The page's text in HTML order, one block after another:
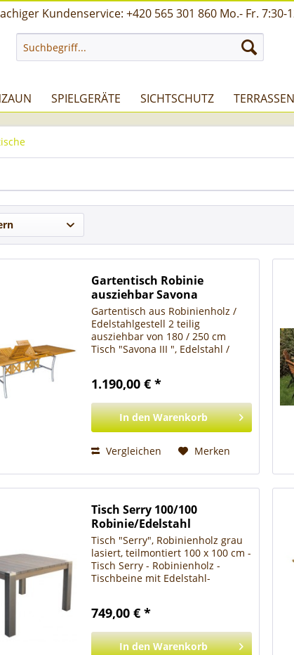
Kundenservice: +420 565 301 860 Mo.- Fr. 7:30-
SPIELGERÄTE SICHTSCHUTZ
Gartentisch Robinie
ausziehbar Savona
Gartentisch aus Robinienholz /
Edelstahlgestell 2 teilig
ausziehbar von 180 / 250 cm
Tisch "Savona III ", Edelstahl /
auf 250 cm ausziehbar, 74,5 cm
hoch Tisch Savona -...
1.190,00 € *
In den Warenkorb
Vergleichen Merken
Tisch Serry 100/100
Robinie/Edelstahl
Tisch "Serry", Robinienholz grau
lasiert, teilmontiert 100 x 100 cm -
Tisch Serry - Robinienholz -
Tischbeine mit Edelstahl-
11480000 Modern - Langlebig -
749,00 € *
In den Warenkorb